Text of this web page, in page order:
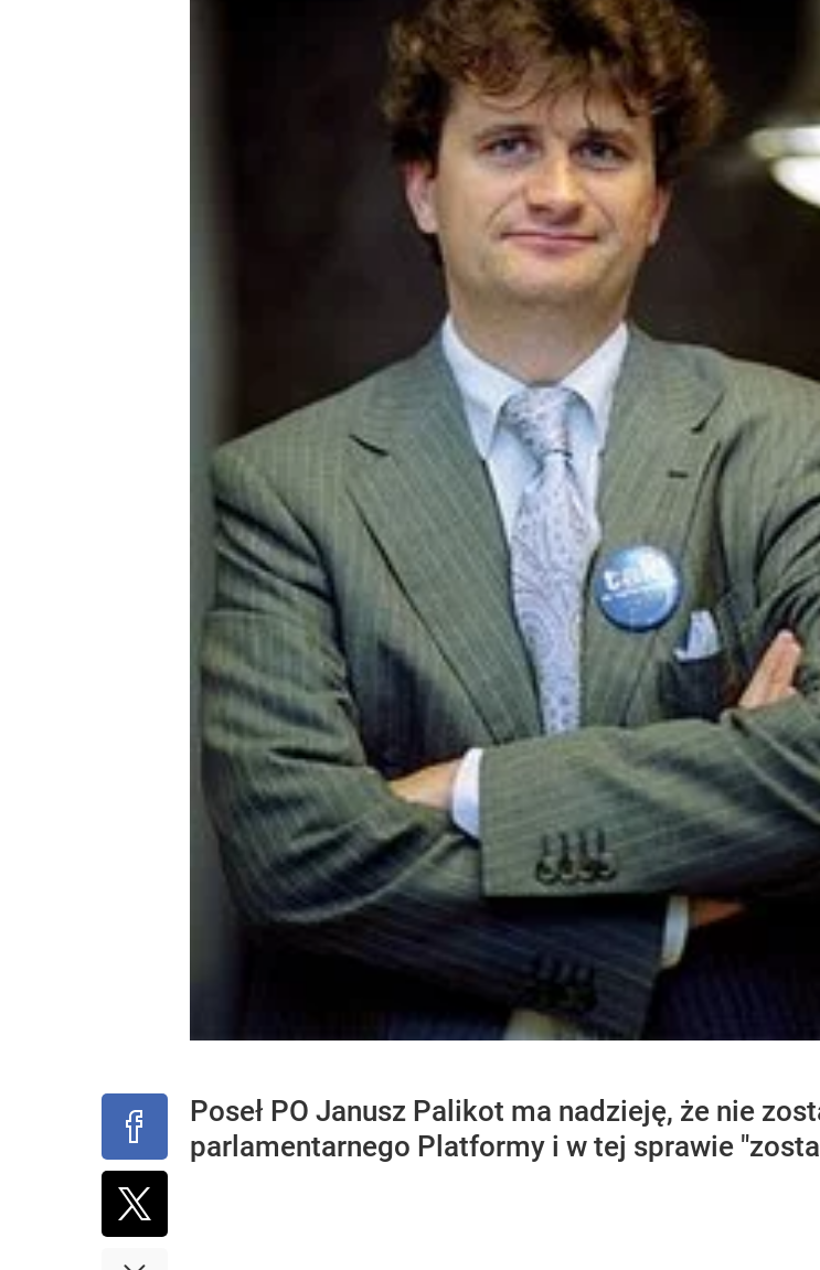
Poseł PO Janusz Palikot ma nadzieję, że nie
parlamentarnego Platformy i w tej sprawie